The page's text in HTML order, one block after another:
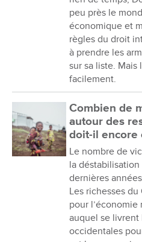
peu près le
économique et
règles du droit
à prendre les
sur sa liste. Mais
facilement.
Combien de
autour des
doit-il encore
Le nombre de
la
dernières
Les richesses
pour l’économie
auquel se livrent
occidentales